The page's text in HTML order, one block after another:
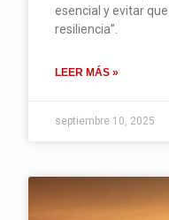
esencial y evitar
resiliencia”.
LEER MÁS »
septiembre 10, 2025